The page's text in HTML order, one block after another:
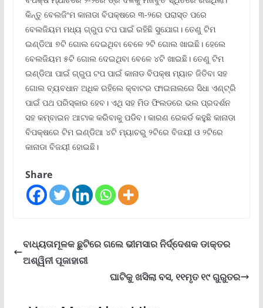
କିନ୍ତୁ ବେଲଜିଂମ କାନାଡା ବିପକ୍ଷରେ ୩-୨ରେ ପରାସ୍ତ ପରେ
ବେଲଜିୟମ ମଧ୍ୟ ଗ୍ରୁପ ଟପ ପାଇଁ ରହିଛି ସୁଯୋଗ। ତେଣୁ ଟିମ
ଇଣ୍ଡିଆ ୭ଟି ଗୋଲ ଦେଇଥିବା ବେଳେ ୨ଟି ଗୋଲ ଖାଇଛି। ହେଲେ
ବେଲଜିୟମ ୫ଟି ଗୋଲ ଦେଇଥିବା ବେଳେ ୪ଟି ଖାଇଛି। ତେଣୁ ଟିମ
ଇଣ୍ଡିଆ ପାଇଁ ଗ୍ରୁପ ଟପ ପାଇଁ କାନାଡ ବିପକ୍ଷ ମ୍ୟାଚ ଜିତିବା ସହ
ଗୋଲ ବ୍ୟବଧାନ ଅଧିକ ରହିଲେ କ୍ବାଟର ଫାଇନାଲରେ ସିଧା ଏଣ୍ଟ୍ରି
ପାଇଁ ପଥ ପରିସ୍କାର ହେବ। ଏଥି ସହ ମିଡ ଫିଲଡରେ ଭଲ ପ୍ରଦର୍ଶନ
ସହ କମ୍ବାଇନ ଆଟାକ କରିବାକୁ ପଡିବ। କାରଣ ରେକର୍ଡ କହୁଛି କାନାଡା
ବିପକ୍ଷରେ ଟିମ ଇଣ୍ଡିଆ ୪ଟି ମ୍ୟାଚରୁ ୨ଟିରେ ବିଜୟୀ ଓ ୨ଟିରେ
କାନାଡା ବିଜୟୀ ହୋଇଛି।
Share
ବାଧ୍ୟତାମୂଳକ ଛୁଟିରେ ଗଲେ ଭୀମସାର ନିର୍ଦ୍ଦେଶକ ଡାକ୍ତର
ଅଶ୍ୱିନୀ ପୂଜାହାରୀ
ଘାଟିକୁ ଖସିଲା ବସ, ୧୧ମୃତ ୧୯ ଗୁରୁତର